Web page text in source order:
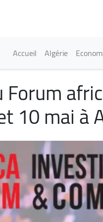
Main
Accueil Algérie
Forum
10 mai à